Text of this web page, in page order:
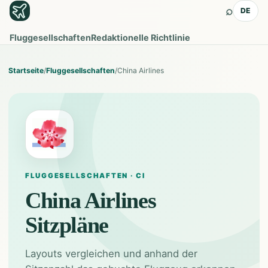
FluggesellschaftenRedaktionelle Richtlinie
⌕ DE
Startseite/Fluggesellschaften/China Airlines
FLUGGESELLSCHAFTEN · CI
China Airlines
Sitzpläne
Layouts vergleichen und anhand der